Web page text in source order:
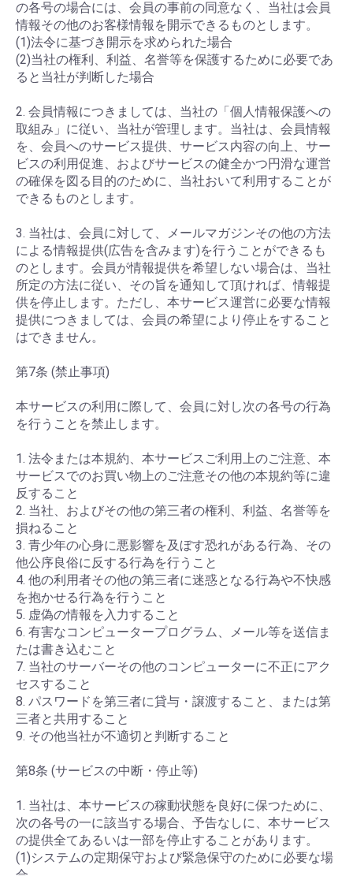
の各号の場合には、会員の事前の同意なく、当社は会員
情報その他のお客様情報を開示できるものとします。
(1)法令に基づき開示を求められた場合
(2)当社の権利、利益、名誉等を保護するために必要であ
ると当社が判断した場合
2. 会員情報につきましては、当社の「個人情報保護への
取組み」に従い、当社が管理します。当社は、会員情報
を、会員へのサービス提供、サービス内容の向上、サー
ビスの利用促進、およびサービスの健全かつ円滑な運営
の確保を図る目的のために、当社おいて利用することが
できるものとします。
3. 当社は、会員に対して、メールマガジンその他の方法
による情報提供(広告を含みます)を行うことができるも
のとします。会員が情報提供を希望しない場合は、当社
所定の方法に従い、その旨を通知して頂ければ、情報提
供を停止します。ただし、本サービス運営に必要な情報
提供につきましては、会員の希望により停止をすること
はできません。
第7条 (禁止事項)
本サービスの利用に際して、会員に対し次の各号の行為
を行うことを禁止します。
1. 法令または本規約、本サービスご利用上のご注意、本
サービスでのお買い物上のご注意その他の本規約等に違
反すること
2. 当社、およびその他の第三者の権利、利益、名誉等を
損ねること
3. 青少年の心身に悪影響を及ぼす恐れがある行為、その
他公序良俗に反する行為を行うこと
4. 他の利用者その他の第三者に迷惑となる行為や不快感
を抱かせる行為を行うこと
5. 虚偽の情報を入力すること
6. 有害なコンピュータープログラム、メール等を送信ま
たは書き込むこと
7. 当社のサーバーその他のコンピューターに不正にアク
セスすること
8. パスワードを第三者に貸与・譲渡すること、または第
三者と共用すること
9. その他当社が不適切と判断すること
第8条 (サービスの中断・停止等)
1. 当社は、本サービスの稼動状態を良好に保つために、
次の各号の一に該当する場合、予告なしに、本サービス
の提供全てあるいは一部を停止することがあります。
(1)システムの定期保守および緊急保守のために必要な場